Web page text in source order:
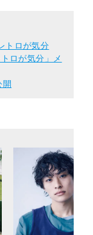
トロが気分
ロが気分」メ
開